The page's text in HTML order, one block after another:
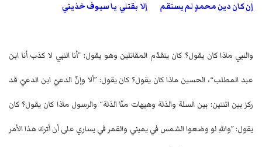
إن كان دين محمدٍ لم يستقم إلا بقتلي يا سيوف خذيني
والنبي ماذا كان يقول؟ كان يتقدّم المقاتلين وهو يقول: ”أنا النبي لا كذب أنا ابن
عبد المطلب“، الحسين ماذا كان يقول؟ كان يقول: ”ألا وإنّ الدعيّ ابن الدعيّ قد
ركز بين اثنتين: بين السلة والذلة وهيهات منّا الذلة“ والرسول ماذا كان يقول؟ كان
يقول: ”واللهِ لو وضعوا الشمس في يميني والقمر في يساري على أن أترك هذا الأمر